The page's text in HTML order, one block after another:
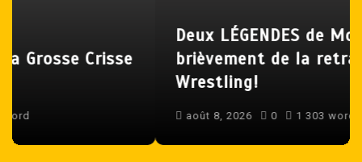
t
i
Deux LÉGENDES de Montréal sortent
brièvement de la retraite à Mystery
1 303 word